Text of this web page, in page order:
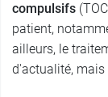
compulsifs
patient,
ailleurs, le
d'actualité, mais